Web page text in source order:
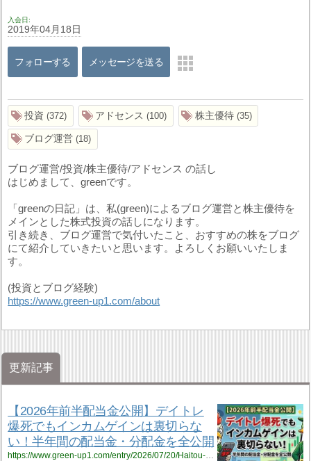
入会日
2019年04月18日
フォローする メッセージを送る
投資 372 アドセンス 100 株主優待 35
ブログ運営 18
ブログ運営/投資/株主優待/アドセンス の話し
はじめまして、greenです。
「greenの日記」は、私(green)によるブログ運営と株主優待を
メインとした株式投資の話しになります。
引き続き、ブログ運営で気付いたこと、おすすめの株をブログ
にて紹介していきたいと思います。よろしくお願いいたしま
す。
(投資とブログ経験)
https://www.green-up1.com/about
更新記事
【2026年前半配当金公開】デイトレ
爆死でもインカムゲインは裏切らな
い！半年間の配当金・分配金を全公開